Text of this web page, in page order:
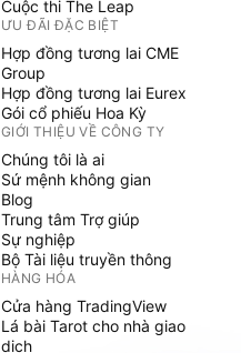
Cuộc thi The Leap
ƯU ĐÃI ĐẶC BIỆT
Hợp đồng tương lai CME
Group
Hợp đồng tương lai Eurex
Gói cổ phiếu Hoa Kỳ
GIỚI THIỆU VỀ CÔNG TY
Chúng tôi là ai
Sứ mệnh không gian
Blog
Trung tâm Trợ giúp
Sự nghiệp
Bộ Tài liệu truyền thông
HÀNG HÓA
Cửa hàng TradingView
Lá bài Tarot cho nhà giao
dịch